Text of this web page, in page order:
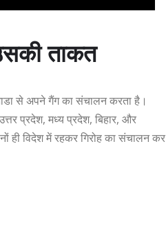
ताकत
से अपने गैंग का संचालन करता है।
प्रदेश, मध्य प्रदेश, बिहार, और
ही विदेश में रहकर गिरोह का संचालन कर